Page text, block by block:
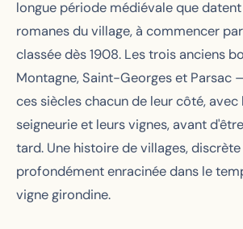
longue période médiévale que
romanes du village, à commencer
classée dès 1908. Les trois anciens
Montagne, Saint-Georges et Parsac
ces siècles chacun de leur côté, avec
seigneurie et leurs vignes, avant
tard. Une histoire de villages,
profondément enracinée dans le
vigne girondine.